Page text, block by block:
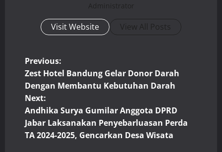
Administrator
Visit Website View All Posts
P
o
s
t
Previous:
Zest Hotel Bandung Gelar Donor Darah
Dengan Membantu Kebutuhan Darah
Next:
Andhika Surya Gumilar Anggota DPRD
Jabar Laksanakan Penyebarluasan Perda
TA 2024-2025, Gencarkan Desa Wisata